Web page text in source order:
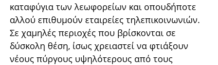
καταφύγια των λεωφορείων και οπουδήποτε
αλλού επιθυμούν εταιρείες τηλεπικοινωνιών.
Σε χαμηλές περιοχές που βρίσκονται σε
δύσκολη θέση, ίσως χρειαστεί να φτιάξουν
νέους πύργους υψηλότερους από τους